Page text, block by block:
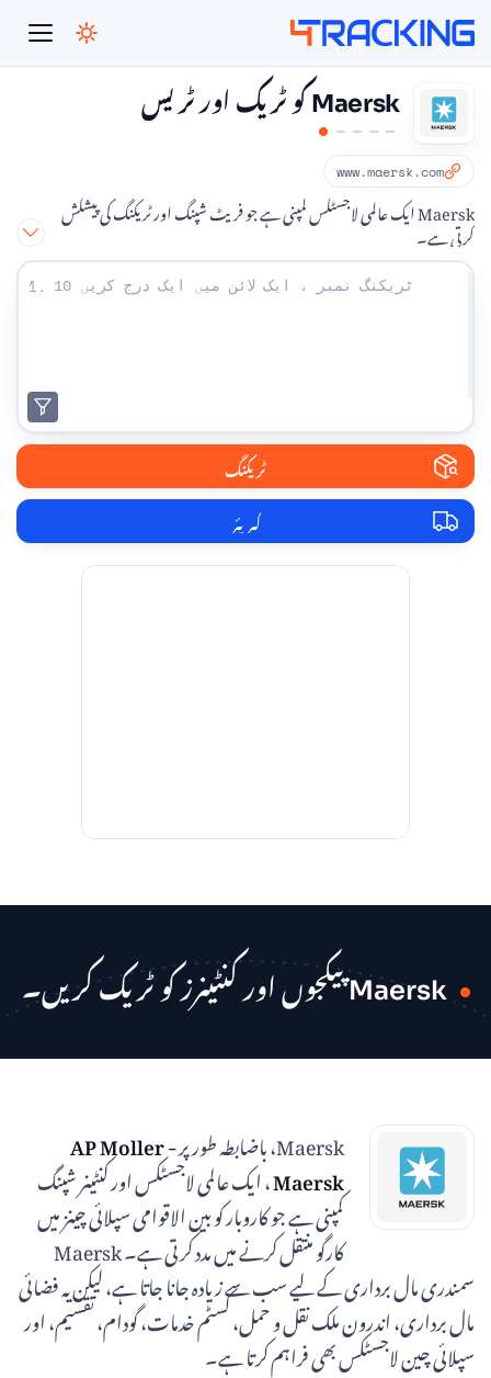
4Tracking
Maersk کو ٹریک اور ٹریس
www.maersk.com
Maersk ایک عالمی لاجسٹکس کمپنی ہے جو فریٹ شپنگ اور ٹریکنگ کی پیشکش
کرتی ہے۔
اپنے ٹریکنگ نمبر درج کریں: 1.
ٹریکنگ
کیریئر
Maersk پیکجوں اور کنٹینرز کو ٹریک کریں۔
Maersk، باضابطہ طور پر AP Moller -
Maersk، ایک عالمی لاجسٹکس اور کنٹینر شپنگ
کمپنی ہے جو کاروبار کو بین الاقوامی سپلائی چینز میں
کارگو منتقل کرنے میں مدد کرتی ہے۔ Maersk
سمندری مال برداری کے لیے سب سے زیادہ جانا جاتا ہے، لیکن یہ فضائی
مال برداری، اندرون ملک نقل و حمل، کسٹم خدمات، گودام، تقسیم، اور
سپلائی چین لاجسٹکس بھی فراہم کرتا ہے۔